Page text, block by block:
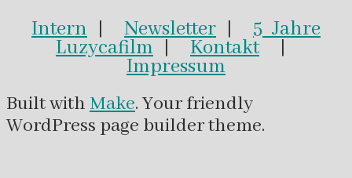
Intern | Newsletter | 5 Jahre
Luzycafilm | Kontakt|
Impressum
Built with Make. Your friendly
WordPress page builder theme.